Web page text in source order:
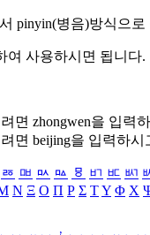
pinyin(병음)방식으
여 사용하시면 됩니다.
면 zhongwen을 입력
면 beijing을 입력하시
ㅭ ㅮ ㅯ ㅰ ㅱ ㅲ ㅳ ㅴ
Ν Ξ Ο Π Ρ Σ ΤΥ Φ Χ